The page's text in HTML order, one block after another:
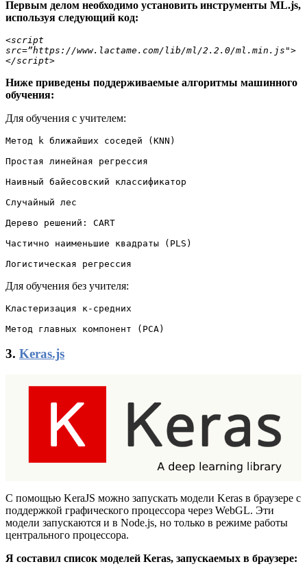
Первым делом необходимо установить инструменты ML.js,
используя следующий код:
<script
src=”https://www.lactame.com/lib/ml/2.2.0/ml.min.js">
</script>
Ниже приведены поддерживаемые алгоритмы машинного
обучения:
Для обучения с учителем:
Метод k ближайших соседей (KNN)
Простая линейная регрессия
Наивный байесовский классификатор
Случайный лес
Дерево решений: CART
Частично наименьшие квадраты (PLS)
Логистическая регрессия
Для обучения без учителя:
Кластеризация к-средних
Метод главных компонент (PCA)
3. Keras.js
С помощью KeraJS можно запускать модели Keras в браузере с
поддержкой графического процессора через WebGL. Эти
модели запускаются и в Node.js, но только в режиме работы
центрального процессора.
Я составил список моделей Keras, запускаемых в браузере: